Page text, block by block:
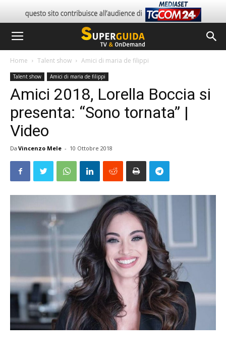
Home Talent show Amici di maria de filippi
Talent show Amici di maria de filippi
Amici 2018, Lorella Boccia si
presenta: “Sono tornata” |
Video
Da Vincenzo Mele - 10 Ottobre 2018